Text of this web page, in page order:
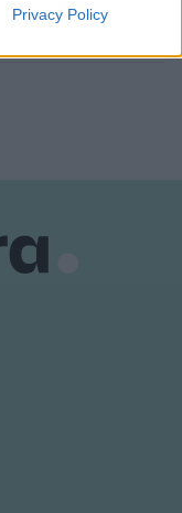
other
Privacy Policy